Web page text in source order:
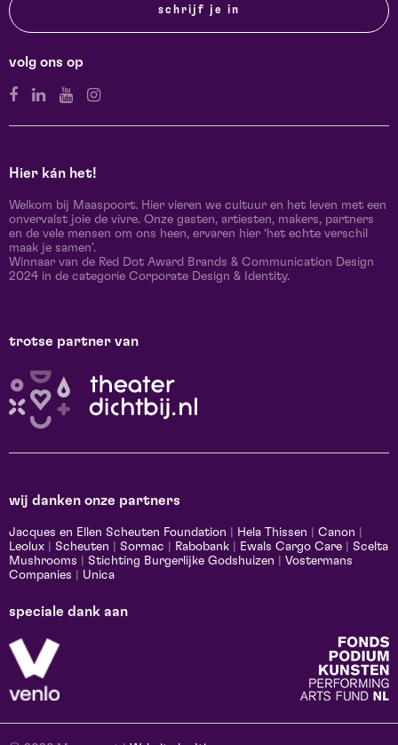
schrijf je in
volg ons op
Hier kán het!
Welkom bij Maaspoort. Hier vieren we cultuur en het leven met een
onvervalst joie de vivre. Onze gasten, artiesten, makers, partners
en de vele mensen om ons heen, ervaren hier ‘het echte verschil
maak je samen’.
Winnaar van de Red Dot Award Brands & Communication Design
2024 in de categorie Corporate Design & Identity.
trotse partner van
wij danken onze partners
Jacques en Ellen Scheuten Foundation Hela Thissen Canon
Leolux
Scheuten Sormac Rabobank Ewals Cargo Care
Scelta
Mushrooms
Stichting Burgerlijke Godshuizen
Vostermans
Companies
Unica
speciale dank aan